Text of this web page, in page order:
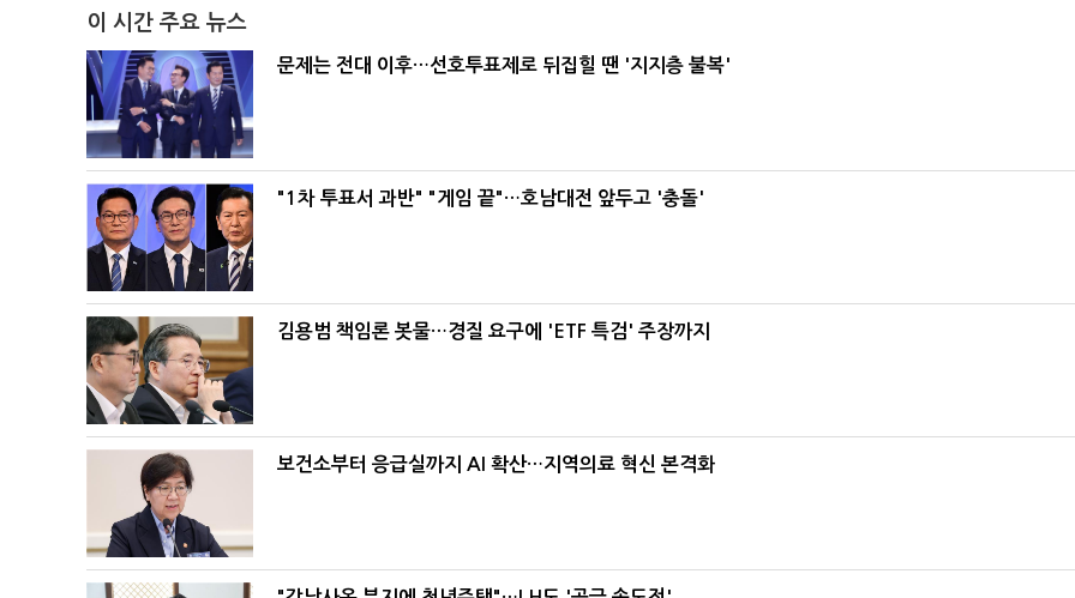
이 시간 주요 뉴스
문제는 전대 이후…선호투표제로 뒤집힐 땐 '지지층 불복'
"1차 투표서 과반" "게임 끝"…호남대전 앞두고 '충돌'
김용범 책임론 봇물…경질 요구에 'ETF 특검' 주장까지
보건소부터 응급실까지 AI 확산…지역의료 혁신 본격화